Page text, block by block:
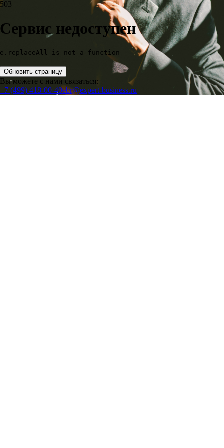
503
Сервис недоступен
e.replaceAll is not a function
Обновить страницу
Вы можете с нами связаться:
+7 (499) 418-00-40ebr@expert-business.ru